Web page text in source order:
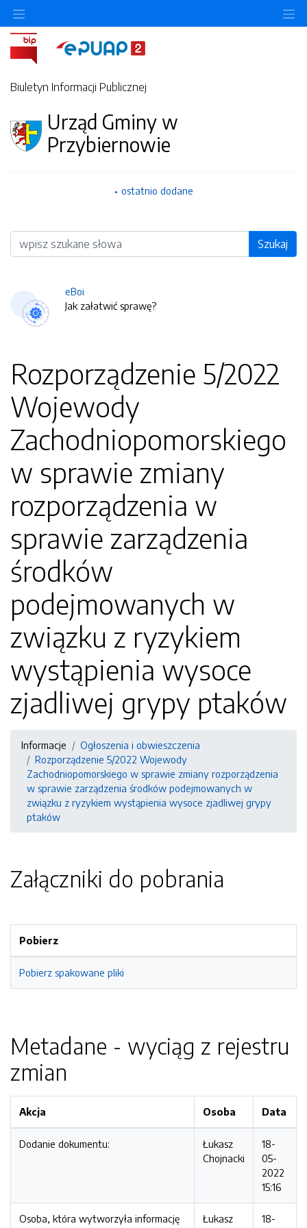
Biuletyn Informacji Publicznej
Urząd Gminy w
Przybiernowie
ostatnio dodane
Wyszukiwarka Szukaj
eBoi
Jak załatwić sprawę?
Rozporządzenie 5/2022
Wojewody
Zachodniopomorskiego
w sprawie zmiany
rozporządzenia w
sprawie zarządzenia
środków
podejmowanych w
związku z ryzykiem
wystąpienia wysoce
zjadliwej grypy ptaków
Informacje
Ogłoszenia i obwieszczenia
Rozporządzenie 5/2022 Wojewody
Zachodniopomorskiego w sprawie zmiany rozporządzenia
w sprawie zarządzenia środków podejmowanych w
związku z ryzykiem wystąpienia wysoce zjadliwej grypy
ptaków
Załączniki do pobrania
Pobierz
Pobierz spakowane pliki
Metadane - wyciąg z rejestru
zmian
Akcja Osoba Data
Dodanie dokumentu:
Łukasz
Chojnacki
18-
05-
2022
15:16
Osoba, która wytworzyła informację
Łukasz
18-